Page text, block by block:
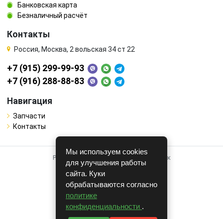
Банковская карта
Безналичный расчёт
Контакты
Россия, Москва, 2 вольская 34 ст 22
+7 (915) 299-99-93
+7 (916) 288-88-83
Навигация
Запчасти
Контакты
Работает на системе для авторазборок
CARRO.БИЗНЕС
Полная версия
© COPYRIGHT 2026 г.
v1.1.24
Мы используем cookies
для улучшения работы
сайта. Куки
обрабатываются согласно
политике
конфиденциальности .